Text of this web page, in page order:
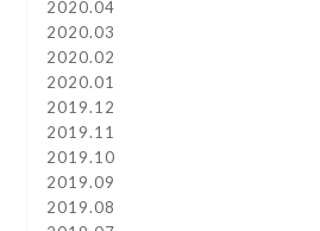
2020.04
2020.03
2020.02
2020.01
2019.12
2019.11
2019.10
2019.09
2019.08